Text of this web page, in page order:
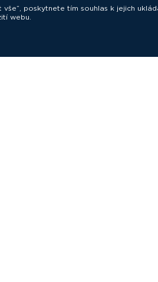
vše”, poskytnete tím souhlas k jejich
webu.